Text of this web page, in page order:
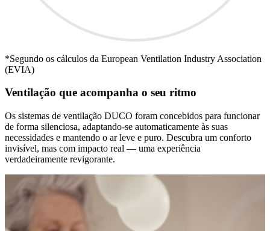
*Segundo os cálculos da European Ventilation Industry Association
(EVIA)
Ventilação que acompanha o seu ritmo
Os sistemas de ventilação DUCO foram concebidos para funcionar
de forma silenciosa, adaptando-se automaticamente às suas
necessidades e mantendo o ar leve e puro. Descubra um conforto
invisível, mas com impacto real — uma experiência
verdadeiramente revigorante.